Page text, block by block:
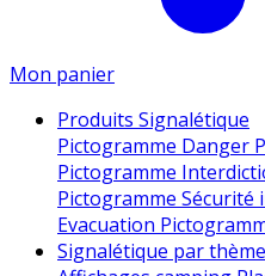
Mon panier
Produits Signalétique
Pictogramme Danger
Pictogramme
Pictogramme Sécurité
Evacuation
Signalétique par